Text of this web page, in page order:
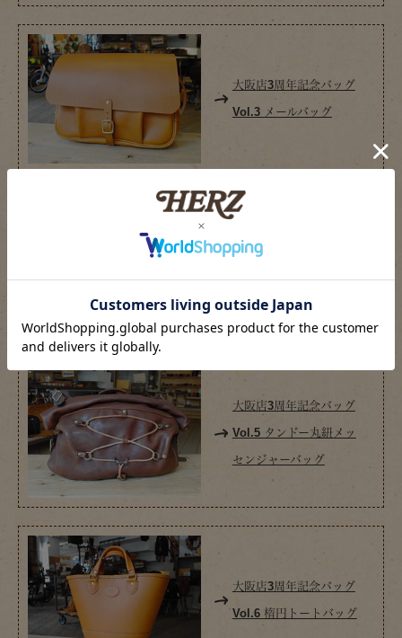
大阪店3周年記念バッグ
Vol.3 メールバッグ
大阪店3周年記念バッグ
大阪店3周年記念バッグ
Vol.5 タンドー丸紐メッ
センジャーバッグ
大阪店3周年記念バッグ
Vol.6 楕円トートバッグ